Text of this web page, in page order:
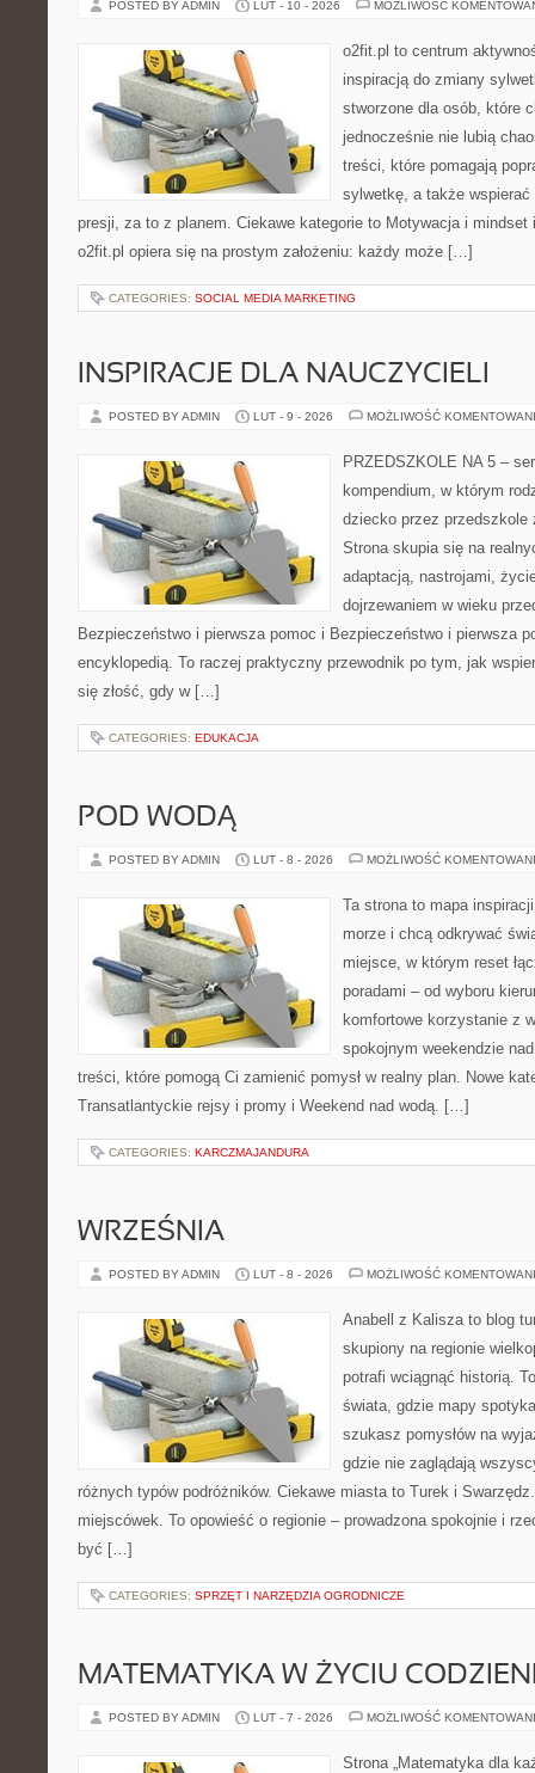
POSTED BY ADMIN LUT - 10 - 2026 MOŻLIWOŚĆ
o2fit.pl to centrum
inspiracją do zmiany
stworzone dla osób, które
jednocześnie nie lubią
treści, które pomagają
sylwetkę, a także
presji, za to z planem. Ciekawe kategorie to Motywacja i mindset
o2fit.pl opiera się na prostym założeniu: każdy może […]
CATEGORIES: SOCIAL MEDIA MARKETING
INSPIRACJE DLA NAUCZYCIELI
POSTED BY ADMIN LUT - 9 - 2026 MOŻLIWOŚĆ
PRZEDSZKOLE NA 5 –
kompendium, w którym
dziecko przez przedszkole
Strona skupia się na
adaptacją, nastrojami,
dojrzewaniem w wieku
Bezpieczeństwo i pierwsza pomoc i Bezpieczeństwo i pierwsza
encyklopedią. To raczej praktyczny przewodnik po tym, jak
się złość, gdy w […]
CATEGORIES: EDUKACJA
POD WODĄ
POSTED BY ADMIN LUT - 8 - 2026 MOŻLIWOŚĆ
Ta strona to mapa
morze i chcą odkrywać
miejsce, w którym reset
poradami – od wyboru
komfortowe korzystanie z
spokojnym weekendzie
treści, które pomogą Ci zamienić pomysł w realny plan. Nowe
Transatlantyckie rejsy i promy i Weekend nad wodą. […]
CATEGORIES: KARCZMAJANDURA
WRZEŚNIA
POSTED BY ADMIN LUT - 8 - 2026 MOŻLIWOŚĆ
Anabell z Kalisza to blog
skupiony na regionie
potrafi wciągnąć historią.
świata, gdzie mapy
szukasz pomysłów na
gdzie nie zaglądają
różnych typów podróżników. Ciekawe miasta to Turek i
miejscówek. To opowieść o regionie – prowadzona spokojnie i
być […]
CATEGORIES: SPRZĘT I NARZĘDZIA OGRODNICZE
MATEMATYKA W ŻYCIU
POSTED BY ADMIN LUT - 7 - 2026 MOŻLIWOŚĆ
Strona „Matematyka dla